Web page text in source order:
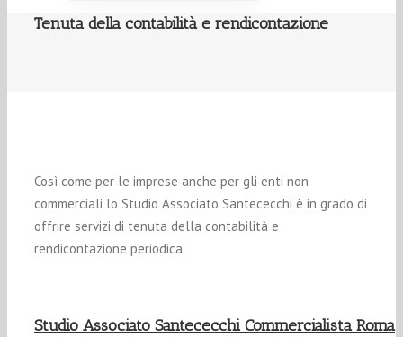
Tenuta della contabilità e rendicontazione
Così come per le imprese anche per gli enti non
commerciali lo Studio Associato Santececchi è in grado di
offrire servizi di tenuta della contabilità e
rendicontazione periodica.
Studio Associato Santececchi Commercialista Roma